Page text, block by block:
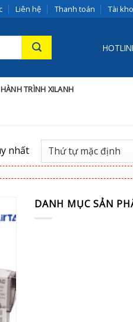
Liên hệ Thanh toán Tài
TRÌNH XILANH
nhất
DANH MỤC SẢN